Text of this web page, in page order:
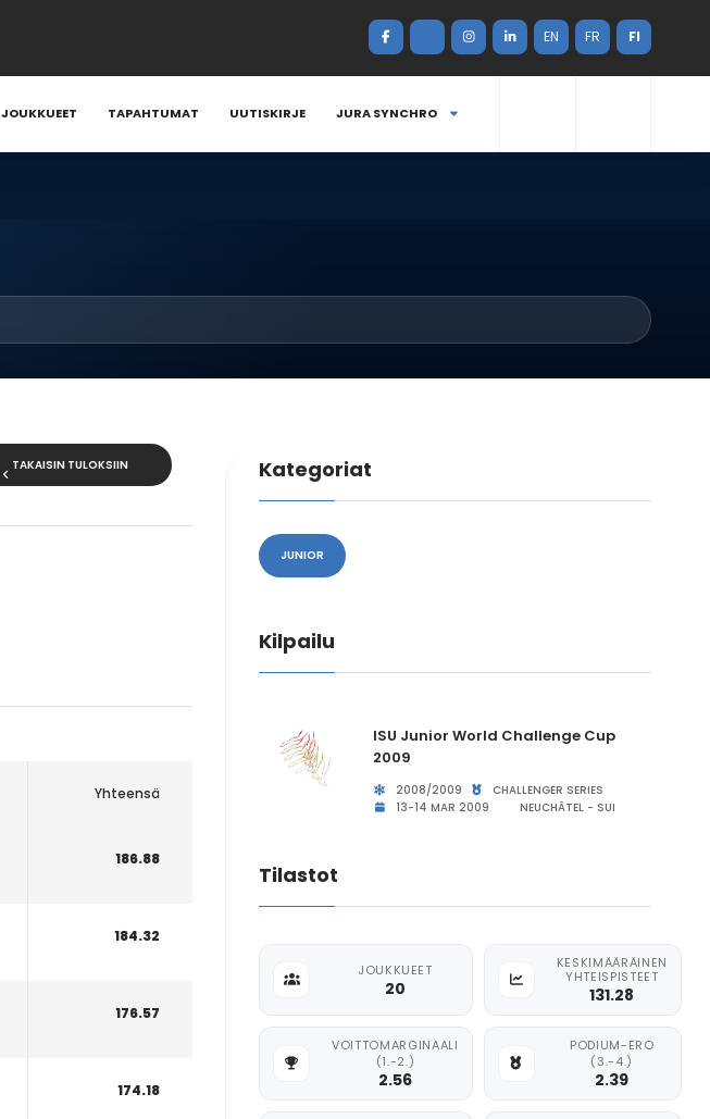
EN FR FI
JOUKKUEET TAPAHTUMAT UUTISKIRJE JURA SYNCHRO
TAKAISIN TULOKSIIN
Yhteensä
186.88
184.32
176.57
174.18
Kategoriat
JUNIOR
Kilpailu
ISU Junior World Challenge Cup
2009
2008/2009
CHALLENGER SERIES
13-14 MAR 2009
NEUCHÂTEL - SUI
Tilastot
JOUKKUEET
20
KESKIMÄÄRÄINEN
YHTEISPISTEET
131.28
VOITTOMARGINAALI
(1.-2.)
2.56
PODIUM-ERO
(3.-4.)
2.39